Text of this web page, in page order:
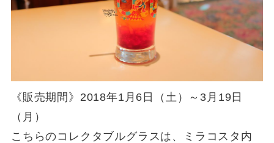
《販売期間》2018年1月6日（土）～3月19日
（月）
こちらのコレクタブルグラスは、ミラコスタ内